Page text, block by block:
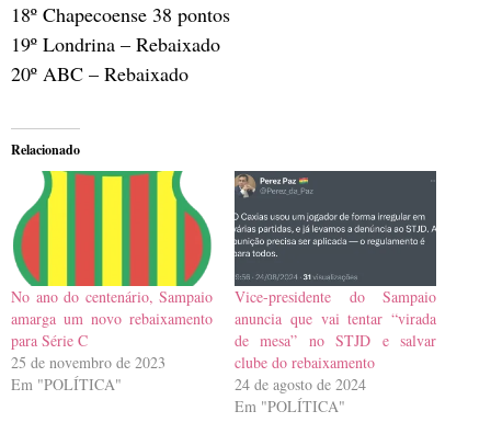
18º Chapecoense 38 pontos
19º Londrina – Rebaixado
20º ABC – Rebaixado
Relacionado
No ano do centenário, Sampaio
amarga um novo rebaixamento
para Série C
25 de novembro de 2023
Em "POLÍTICA"
Vice-presidente do Sampaio
anuncia que vai tentar “virada
de mesa” no STJD e salvar
clube do rebaixamento
24 de agosto de 2024
Em "POLÍTICA"